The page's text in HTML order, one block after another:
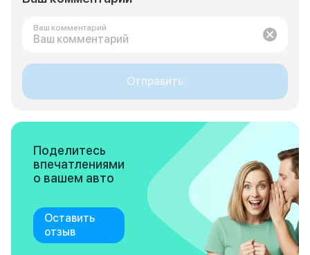
Ваш комментарий
Отправить
Поделитесь
впечатлениями
о вашем авто
Оставить
отзыв